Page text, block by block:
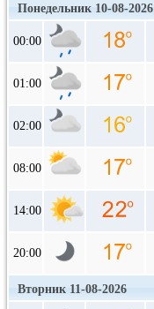
Понедельник 10-08-2026
00:00
01:00
02:00
08:00
14:00
20:00
Вторник 11-08-2026